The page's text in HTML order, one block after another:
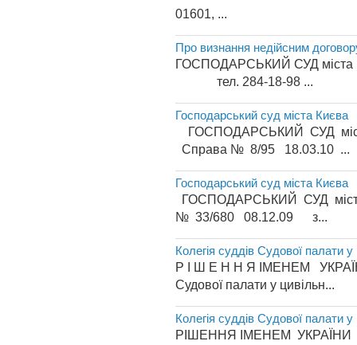
01601, ...
Про визнання недійсним
ГОСПОДАРСЬКИЙ
тел. 284-18-98 ...
Господарський суд міста Києва
ГОСПОДАРСЬКИЙ СУД
Справа № 8/95 18.03.10 ...
Господарський суд міста Києва
ГОСПОДАРСЬКИЙ СУД
№ 33/680 08.12.09 з...
Колегія суддів Судової палати
Р І Ш Е Н Н Я
Судової палати у цивільн...
Колегія суддів Судової палати
РІШЕННЯ ІМЕНЕМ